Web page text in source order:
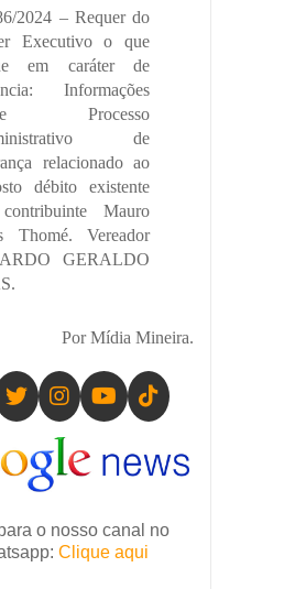
2024 – Requer do
Executivo o que
em caráter de
Informações
Processo
de
relacionado ao
débito existente
Mauro
Thomé. Vereador
GERALDO
Por Mídia Mineira.
o nosso canal no
Clique aqui